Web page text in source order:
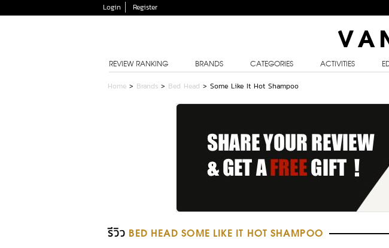
Login Register
REVIEW RANKING BRANDS CATEGORIES ACTIVITIES
Home > Brands > Bed Head > Some Like It Hot Shampoo
รีวิว BED HEAD SOME LIKE IT HOT SHAMPOO